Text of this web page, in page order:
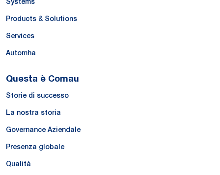
Products & Solutions
Services
Automha
Questa è Comau
Storie di successo
La nostra storia
Governance Aziendale
Presenza globale
Qualità